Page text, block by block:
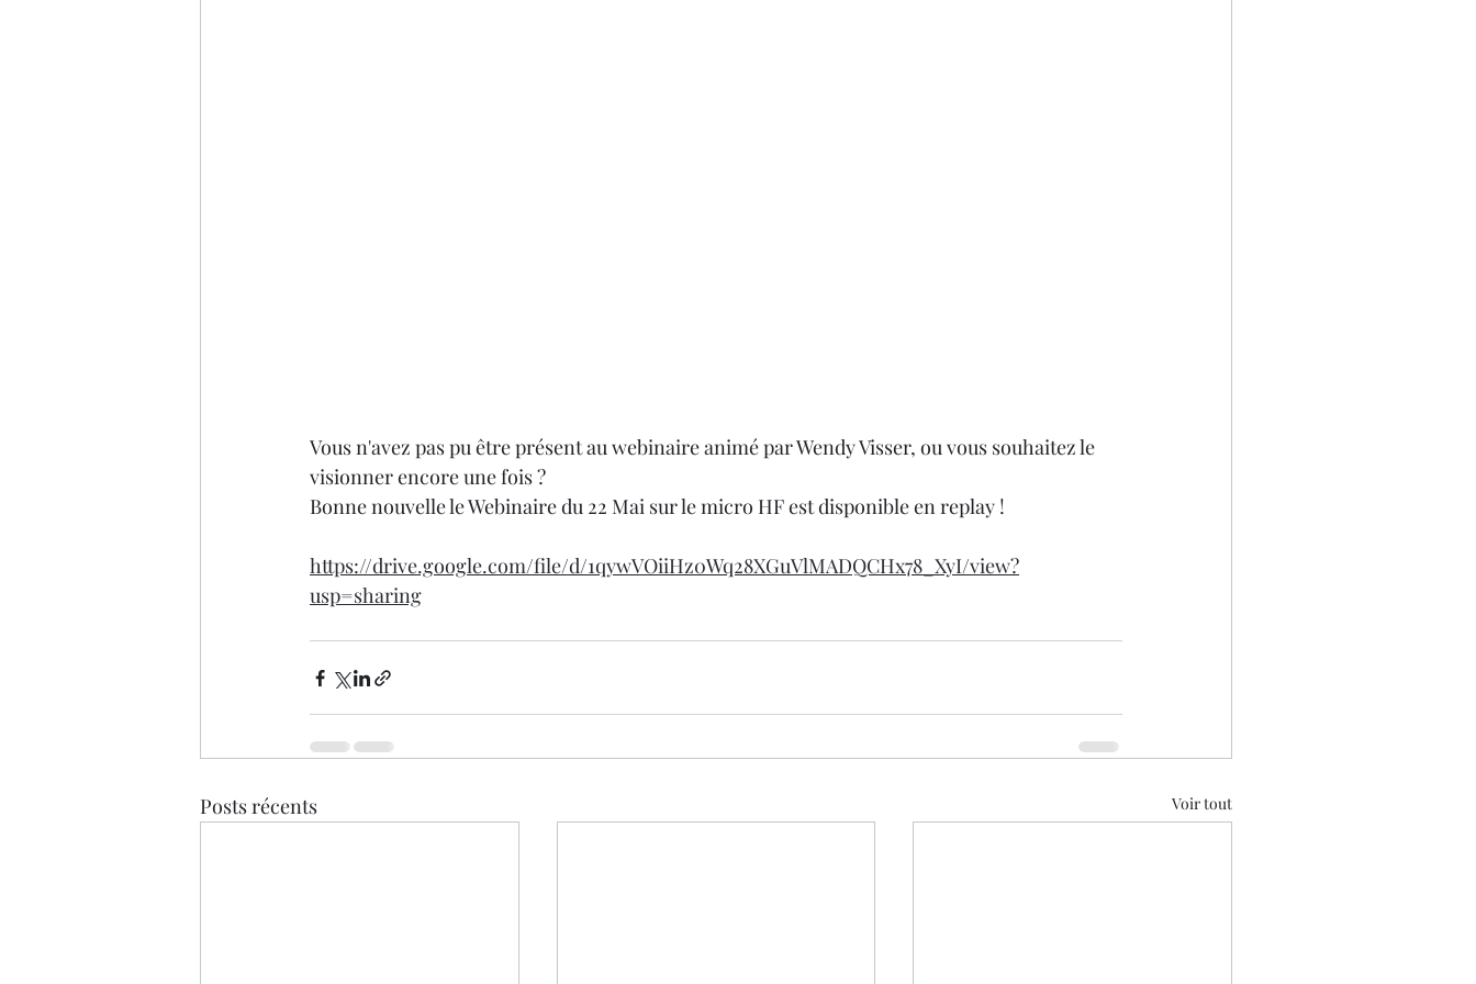
Vous n'avez pas pu être présent au webinaire animé par Wendy Visser, ou vous souhaitez le
visionner encore une fois ?
Bonne nouvelle le Webinaire du 22 Mai sur le micro HF est disponible en replay !
https://drive.google.com/file/d/1qywVOiiHz0Wq28XGuVlMADQCHx78_XyI/view?
usp=sharing
Posts récents Voir tout